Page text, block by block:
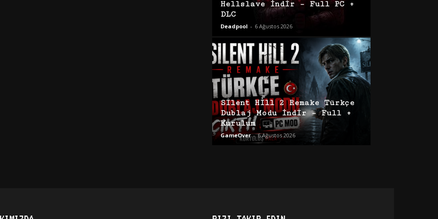
Hellslave İndir – Full PC +
DLC
Deadpool - 6 Ağustos 2026
Silent Hill 2 Remake Türkçe
Dublaj Modu İndir – Full +
Kurulum
GameOver - 6 Ağustos 2026